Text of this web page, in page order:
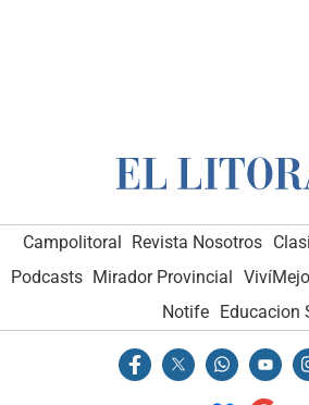
Campolitoral Revista Nosotros
Podcasts Mirador Provincial
Notife Educacion